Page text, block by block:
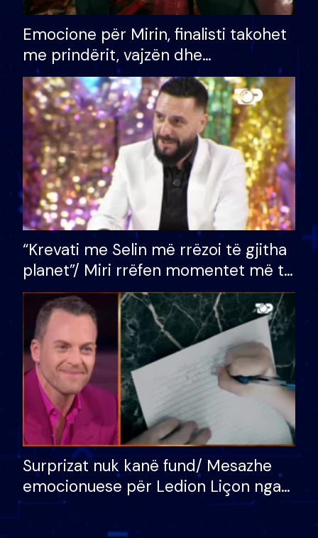
Emocione për Mirin, finalisti takohet
me prindërit, vajzën dhe
bashkëshorten: S’kemi ndonjë letër
divorci apo jo?
“Krevati me Selin më rrëzoi të gjitha
planet”/ Miri rrëfen momentet më të
bukura në shtëpinë e BB VIP: Do më
mungojë zilja e mëngjesit kur…
Surprizat nuk kanë fund/ Mesazhe
emocionuese për Ledion Liçon nga
nëna dhe fëmijët e tij, moderatori
nuk i mban dot lotët: Nuk meritoj…